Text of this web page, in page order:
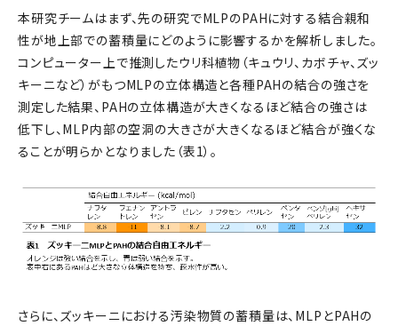
本研究チームはまず、先の研究でMLPのPAHに対する結合親和
性が地上部での蓄積量にどのように影響するかを解析しました。
コンピューター上で推測したウリ科植物（キュウリ、カボチャ、ズッ
キーニなど）がもつMLPの立体構造と各種PAHの結合の強さを
測定した結果、PAHの立体構造が大きくなるほど結合の強さは
低下し、MLP内部の空洞の大きさが大きくなるほど結合が強くな
ることが明らかとなりました（表1）。
さらに、ズッキーニにおける汚染物質の蓄積量は、MLPとPAHの